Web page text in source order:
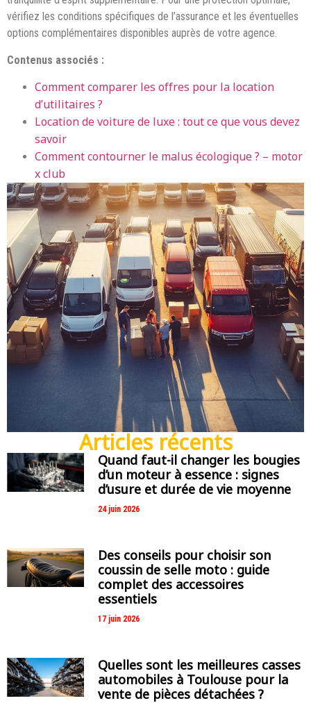
Articles récents
Quand faut-il changer les bougies
d’un moteur à essence : signes
d’usure et durée de vie moyenne
24 juin 2026
Des conseils pour choisir son
coussin de selle moto : guide
complet des accessoires
essentiels
17 juin 2026
Quelles sont les meilleures casses
automobiles à Toulouse pour la
vente de pièces détachées ?
vérifiez les conditions spécifiques de l’assurance et les éventuelles
options complémentaires disponibles auprès de votre agence.
Contenus associés :
Comment comparer les offres pour la location
d’utilitaires ?
Location de voiture de luxe : tout ce que vous devez
savoir
Comment contourner le malus écologique ? – motor
x club